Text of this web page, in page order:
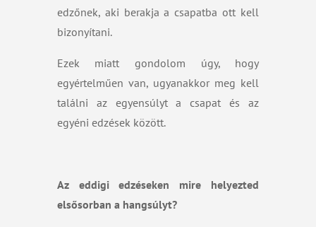
edzőnek, aki berakja a csapatba ott kell
bizonyítani.
Ezek miatt gondolom úgy, hogy
egyértelműen van, ugyanakkor meg kell
találni az egyensúlyt a csapat és az
egyéni edzések között.
Az eddigi edzéseken mire helyezted
elsősorban a hangsúlyt?